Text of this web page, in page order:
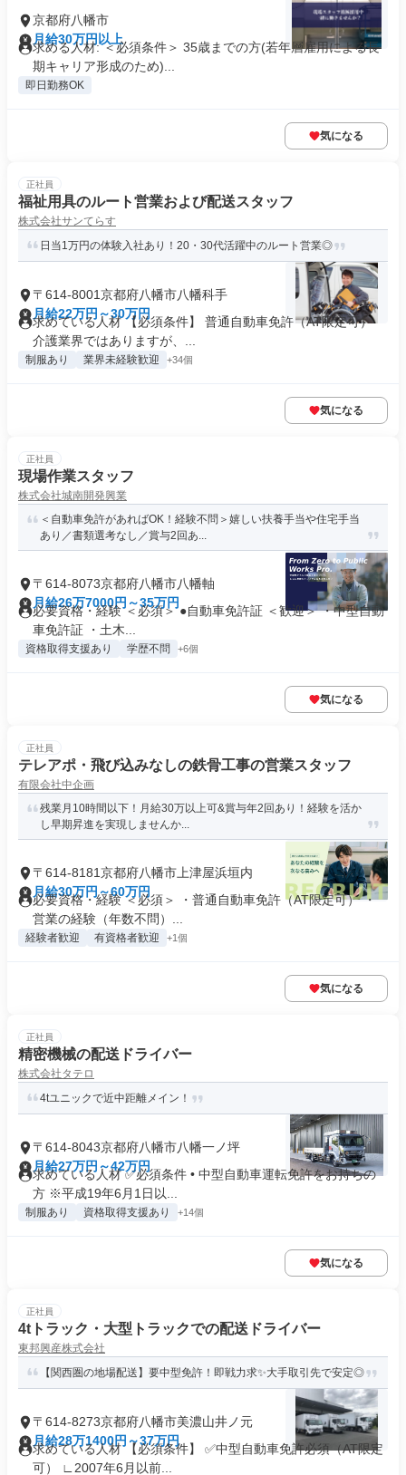
京都府八幡市
月給30万円以上
求める人材: ＜必須条件＞ 35歳までの方(若年層雇用による長
期キャリア形成のため)...
即日勤務OK
気になる
正社員
福祉用具のルート営業および配送スタッフ
株式会社サンてらす
日当1万円の体験入社あり！20・30代活躍中のルート営業◎
〒614-8001京都府八幡市八幡科手
月給22万円～30万円
求めている人材 【必須条件】 普通自動車免許（AT限定可）
介護業界ではありますが、...
制服あり 業界未経験歓迎 +34個
気になる
正社員
現場作業スタッフ
株式会社城南開発興業
＜自動車免許があればOK！経験不問＞嬉しい扶養手当や住宅手当
あり／書類選考なし／賞与2回あ...
〒614-8073京都府八幡市八幡軸
月給26万7000円～35万円
必要資格・経験 ＜必須＞ ●自動車免許証 ＜歓迎＞ ・中型自動
車免許証 ・土木...
資格取得支援あり 学歴不問 +6個
気になる
正社員
テレアポ・飛び込みなしの鉄骨工事の営業スタッフ
有限会社中企画
残業月10時間以下！月給30万以上可&賞与年2回あり！経験を活か
し早期昇進を実現しませんか...
〒614-8181京都府八幡市上津屋浜垣内
月給30万円～60万円
必要資格・経験 ＜必須＞ ・普通自動車免許（AT限定可） ・
営業の経験（年数不問）...
経験者歓迎 有資格者歓迎 +1個
気になる
正社員
精密機械の配送ドライバー
株式会社タテロ
4tユニックで近中距離メイン！
〒614-8043京都府八幡市八幡一ノ坪
月給27万円～42万円
求めている人材 ✅必須条件 • 中型自動車運転免許をお持ちの
方 ※平成19年6月1日以...
制服あり 資格取得支援あり +14個
気になる
正社員
4tトラック・大型トラックでの配送ドライバー
東邦興産株式会社
【関西圏の地場配送】要中型免許！即戦力求✨大手取引先で安定◎
〒614-8273京都府八幡市美濃山井ノ元
月給28万1400円～37万円
求めている人材 【必須条件】 ✅中型自動車免許必須（AT限定
可） ∟2007年6月以前...